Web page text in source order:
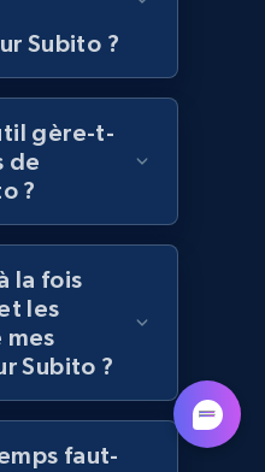
more.
Commencer
products by
more.
Commencer
Subito ?
gère-t-
de
?
la fois
les
mes
Subito ?
faut-